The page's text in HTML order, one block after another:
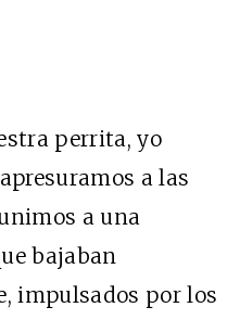
perrita, yo
a las
a una
bajaban
impulsados por los